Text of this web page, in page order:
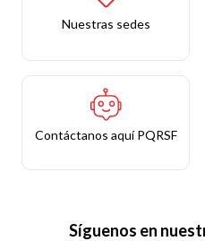
Nuestras sedes
Contáctanos aquí PQRSF
Síguenos en